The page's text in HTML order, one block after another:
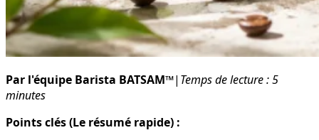
Par l'équipe Barista BATSAM™| Temps de lecture : 5
minutes
Points clés (Le résumé rapide) :